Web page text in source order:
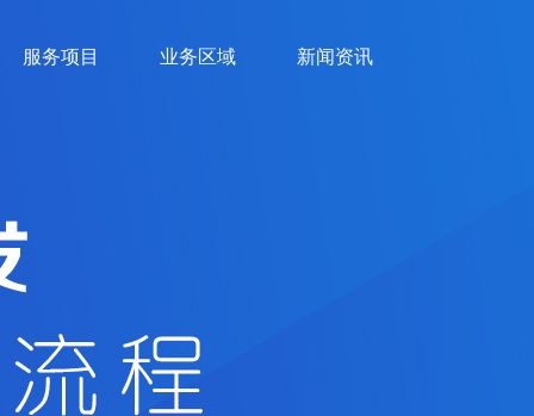
服务项目 业务区域 新闻资讯